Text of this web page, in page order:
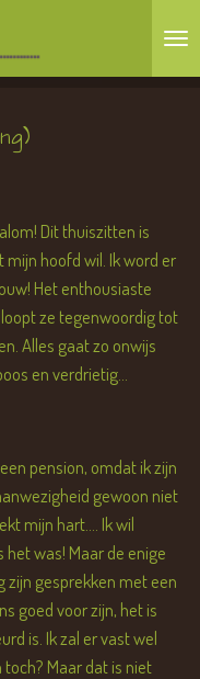
Dit thuiszitten is
mijn hoofd wil. Ik word er
Het enthousiaste
ze tegenwoordig tot
Alles gaat zo onwijs
en verdrietig...
pension, omdat ik zijn
gewoon niet
mijn hart.... Ik wil
was! Maar de enige
zijn gesprekken met een
goed voor zijn, het is
is. Ik zal er vast wel
Maar dat is niet